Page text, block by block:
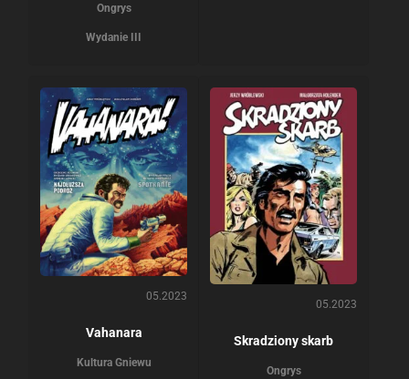
Ongrys
Wydanie III
05.2023
Vahanara
Kultura Gniewu
05.2023
Skradziony skarb
Ongrys